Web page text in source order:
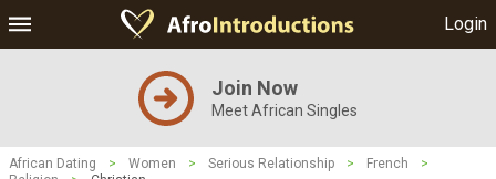
Login
Join Now
Meet African Singles
African Dating > Women > Serious Relationship > French
>